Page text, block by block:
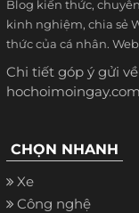
Blog kiến thức,
kinh nghiệm, chia sẻ
thức của cá nhân.
Chi tiết góp ý gửi
CHỌN NHANH
Xe
Công nghệ